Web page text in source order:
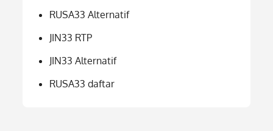
RUSA33 Alternatif
JIN33 RTP
JIN33 Alternatif
RUSA33 daftar